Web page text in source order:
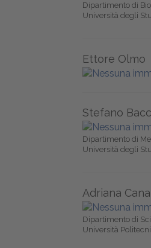
Dipartimento di
Università degli
Ettore Olmo
Stefano
Dipartimento di
Università degli
Adriana
Dipartimento di
Università